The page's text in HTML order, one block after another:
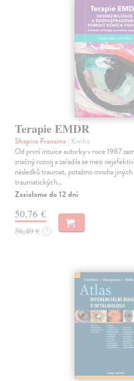
Terapie EMDR
Shapiro Francine | Kniha
Od první intuice autorky v roce 1987
značný rozvoj a zařadila se mezi
následků traumat, potažmo mnoha
traumatických…
Zasielame do 12 dní
50,76 €
56,40 € ?